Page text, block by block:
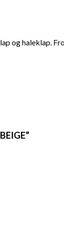
og haleklap.